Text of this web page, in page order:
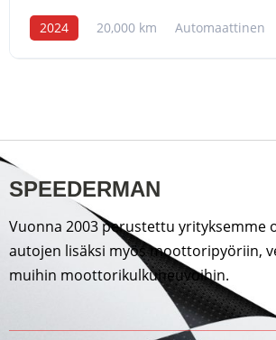
2024 20,000 km Automaattinen
SPEEDERMAN
Vuonna 2003 perustettu yrityksemme
autojen lisäksi myös moottoripyöriin,
muihin moottorikulkuneuvoihin.